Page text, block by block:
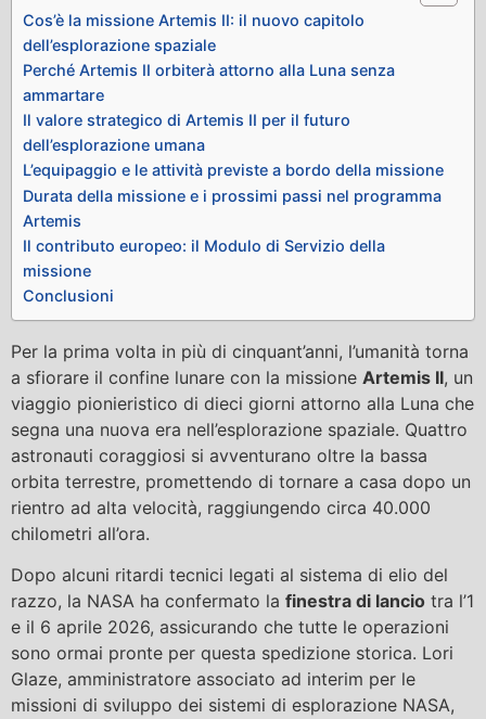
Cos’è la missione Artemis II: il nuovo capitolo
dell’esplorazione spaziale
Perché Artemis II orbiterà attorno alla Luna senza
ammartare
Il valore strategico di Artemis II per il futuro
dell’esplorazione umana
L’equipaggio e le attività previste a bordo della missione
Durata della missione e i prossimi passi nel programma
Artemis
Il contributo europeo: il Modulo di Servizio della
missione
Conclusioni
Per la prima volta in più di cinquant’anni, l’umanità torna
a sfiorare il confine lunare con la missione Artemis II, un
viaggio pionieristico di dieci giorni attorno alla Luna che
segna una nuova era nell’esplorazione spaziale. Quattro
astronauti coraggiosi si avventurano oltre la bassa
orbita terrestre, promettendo di tornare a casa dopo un
rientro ad alta velocità, raggiungendo circa 40.000
chilometri all’ora.
Dopo alcuni ritardi tecnici legati al sistema di elio del
razzo, la NASA ha confermato la finestra di lancio tra l’1
e il 6 aprile 2026, assicurando che tutte le operazioni
sono ormai pronte per questa spedizione storica. Lori
Glaze, amministratore associato ad interim per le
missioni di sviluppo dei sistemi di esplorazione NASA,